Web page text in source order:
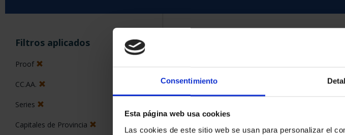
Consentimiento
Esta página web usa cookies
Las cookies de este sitio web se usan para personalizar el
Filtros aplicados
Proof
CC.AA.
Series
Capitales de Provincia